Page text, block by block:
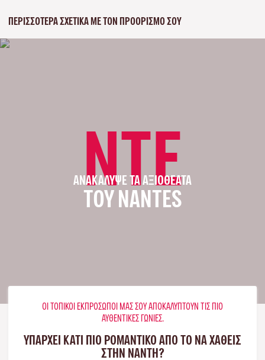
ΠΕΡΙΣΣΌΤΕΡΑ ΣΧΕΤΙΚΆ ΜΕ ΤΟΝ ΠΡΟΟΡΙΣΜΌ ΣΟΥ
NTE
ΑΝΑΚΆΛΥΨΕ ΤΑ ΑΞΙΟΘΈΑΤΑ
ΤΟΥ NANTES
ΟΙ ΤΟΠΙΚΟΊ ΕΚΠΡΌΣΩΠΟΊ ΜΑΣ ΣΟΥ ΑΠΟΚΑΛΎΠΤΟΥΝ ΤΙΣ ΠΙΟ
ΑΥΘΕΝΤΙΚΈΣ ΓΩΝΙΈΣ.
ΥΠΑΡΧΕΙ ΚΑΤΙ ΠΙΟ ΡΟΜΑΝΤΙΚΟ ΑΠΟ ΤΟ ΝΑ ΧΑΘΕΙΣ
ΣΤΗΝ ΝΆΝΤΗ?